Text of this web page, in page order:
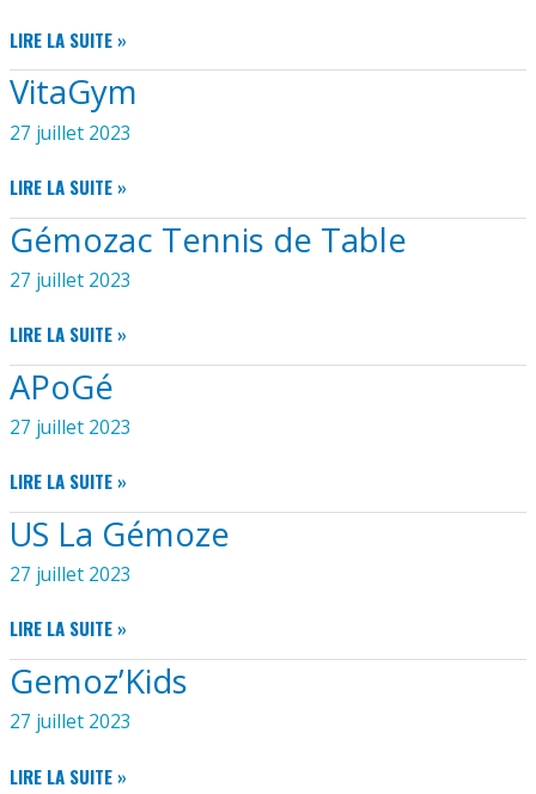
ASSOCIATION
DES
DÉCOUVERTES
CRÉATIONS
SAINTONGE
VITICOLE
(ADC)
LIRE LA SUITE »
VitaGym
27 juillet 2023
VITAGYM
LIRE LA SUITE »
Gémozac Tennis de Table
27 juillet 2023
GÉMOZAC
TENNIS
DE
LIRE LA SUITE »
APoGé
27 juillet 2023
APOGÉ
LIRE LA SUITE »
US La Gémoze
27 juillet 2023
US
LA
GÉMOZE
LIRE LA SUITE »
Gemoz’Kids
27 juillet 2023
GEMOZ’KIDS
LIRE LA SUITE »